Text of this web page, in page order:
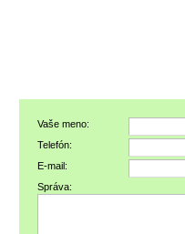
Vaše meno:
Telefón:
E-mail:
Správa: